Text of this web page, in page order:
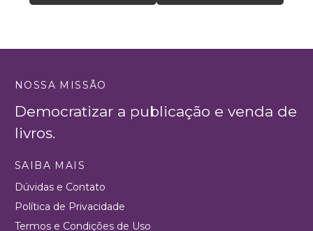
NOSSA MISSÃO
Democratizar a publicação e venda de
livros.
SAIBA MAIS
Dúvidas e Contato
Política de Privacidade
Termos e Condições de Uso